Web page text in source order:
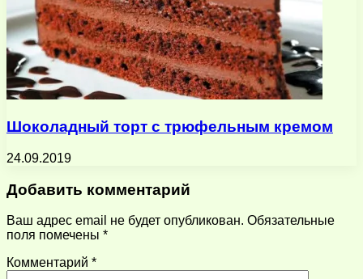
Шоколадный торт с трюфельным кремом
24.09.2019
Добавить комментарий
Ваш адрес email не будет опубликован. Обязательные
поля помечены *
Комментарий *